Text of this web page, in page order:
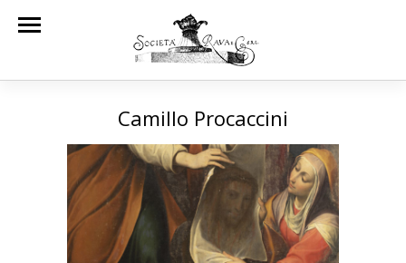
Camillo Procaccini